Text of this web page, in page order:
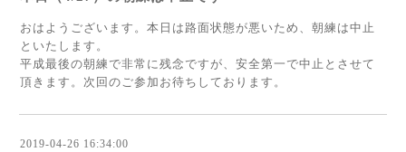
おはようございます。本日は路面状態が悪いため、朝練は中止
といたします。
平成最後の朝練で非常に残念ですが、安全第一で中止とさせて
頂きます。次回のご参加お待ちしております。
2019-04-26 16:34:00